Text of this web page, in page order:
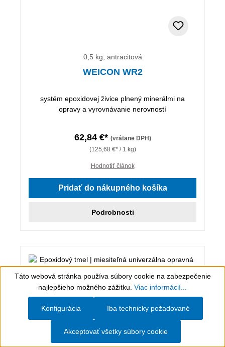
0,5 kg, antracitová
WEICON WR2
systém epoxidovej živice plnený minerálmi na
opravy a vyrovnávanie nerovností
62,84 €* (vrátane DPH)
(125,68 €* / 1 kg)
Hodnotiť článok
Pridať do nákupného košíka
Podrobnosti
Show toolbar
Táto webová stránka používa súbory cookie na zabezpečenie
najlepšieho možného zážitku. Viac informácií...
Iba technicky požadované
Konfigurácia
Akceptovať všetky súbory cookie